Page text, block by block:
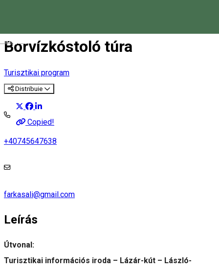
Magyar
Borvízkóstoló túra
Turisztikai program
Distribuie
Copied!
+40745647638
farkasali@gmail.com
Leírás
Útvonal:
Turisztikai információs iroda – Lázár-kút – László-